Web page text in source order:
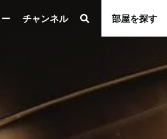
部屋を探す
チャンネル